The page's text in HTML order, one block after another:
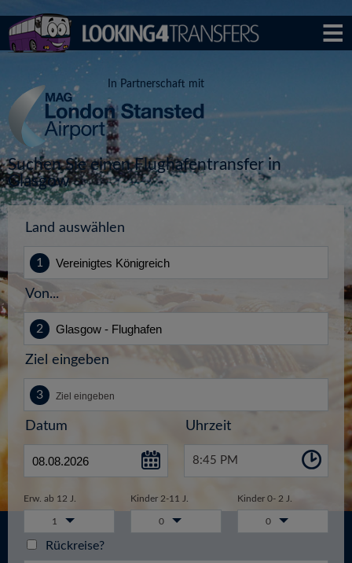
In Partnerschaft mit
Suchen Sie einen Flughafentransfer in
Glasgow
Land auswählen
Von...
Ziel eingeben
Datum Uhrzeit
8:45 PM
Erw. ab 12 J. Kinder 2-11 J. Kinder 0- 2 J.
1 0 0
Rückreise?